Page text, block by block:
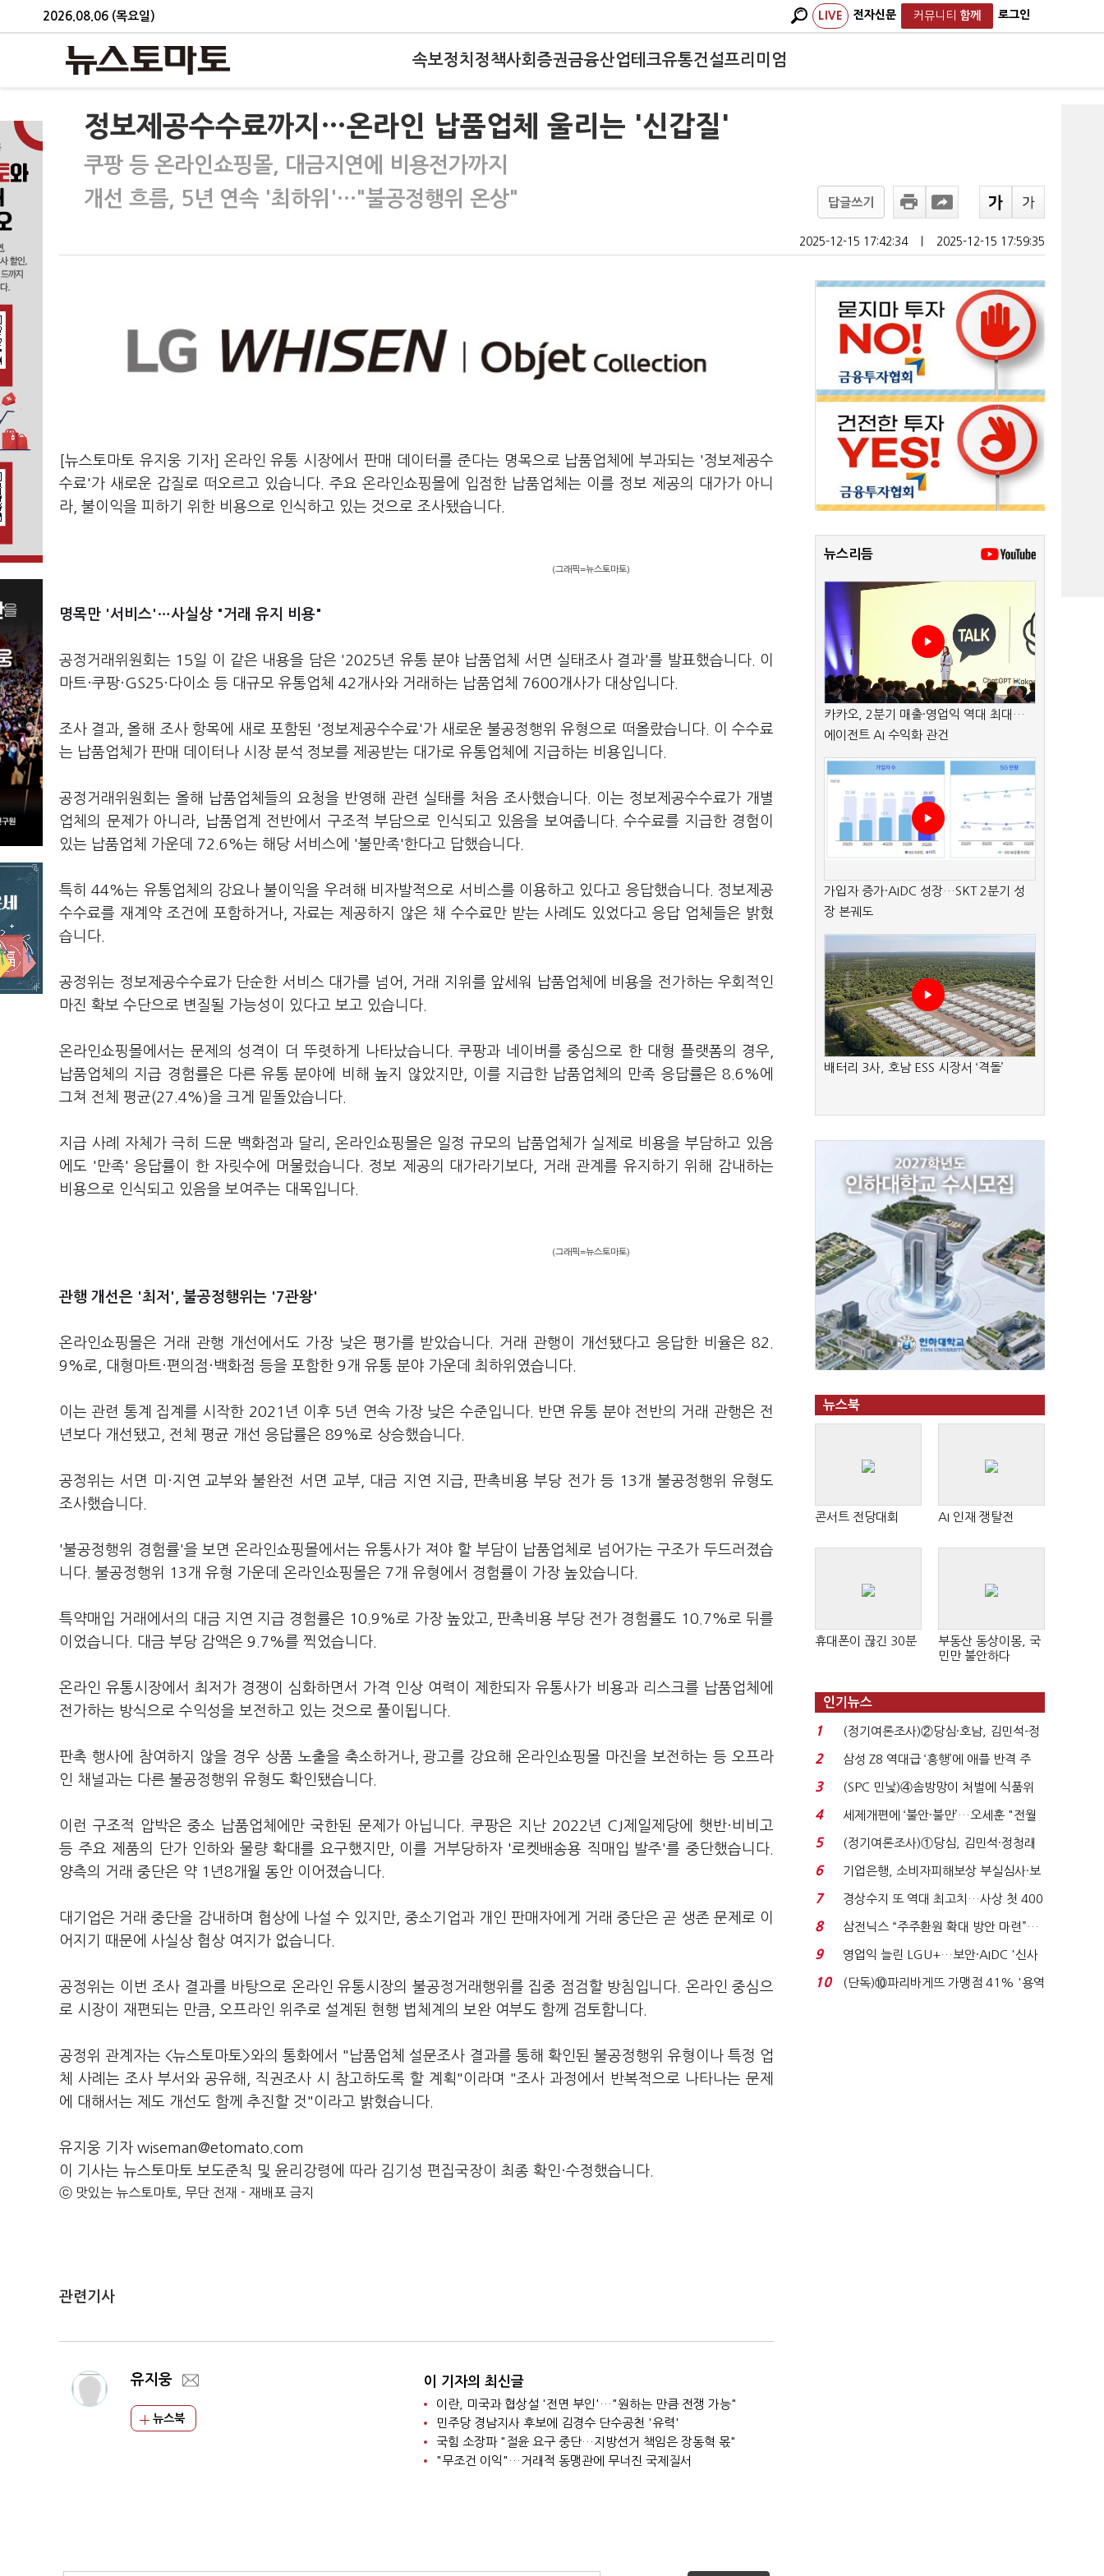
2026.08.06 (목요일) LIVE 전자신문 커뮤니티 함께 로그인
속보정치 정책사회 증권금융산업테크유통건설프리미엄
정보제공수수료까지…온라인 납품업체 울리는 '신갑질'
쿠팡 등 온라인쇼핑몰, 대금지연에 비용전가까지
개선 흐름, 5년 연속 '최하위'…"불공정행위 온상"
답글쓰기
2025-12-15 17:42:34 2025-12-15 17:59:35
[뉴스토마토 유지웅 기자] 온라인 유통 시장에서 판매 데이터를 준다는 명목으로 납품업체에 부과되는 '정보제공수
수료'가 새로운 갑질로 떠오르고 있습니다. 주요 온라인쇼핑몰에 입점한 납품업체는 이를 정보 제공의 대가가 아니
라, 불이익을 피하기 위한 비용으로 인식하고 있는 것으로 조사됐습니다.
(그래픽=뉴스토마토)
명목만 '서비스'…사실상 "거래 유지 비용"
공정거래위원회는 15일 이 같은 내용을 담은 '2025년 유통 분야 납품업체 서면 실태조사 결과'를 발표했습니다. 이
마트·쿠팡·GS25·다이소 등 대규모 유통업체 42개사와 거래하는 납품업체 7600개사가 대상입니다.
조사 결과, 올해 조사 항목에 새로 포함된 '정보제공수수료'가 새로운 불공정행위 유형으로 떠올랐습니다. 이 수수료
는 납품업체가 판매 데이터나 시장 분석 정보를 제공받는 대가로 유통업체에 지급하는 비용입니다.
공정거래위원회는 올해 납품업체들의 요청을 반영해 관련 실태를 처음 조사했습니다. 이는 정보제공수수료가 개별
업체의 문제가 아니라, 납품업계 전반에서 구조적 부담으로 인식되고 있음을 보여줍니다. 수수료를 지급한 경험이
있는 납품업체 가운데 72.6%는 해당 서비스에 '불만족'한다고 답했습니다.
특히 44%는 유통업체의 강요나 불이익을 우려해 비자발적으로 서비스를 이용하고 있다고 응답했습니다. 정보제공
수수료를 재계약 조건에 포함하거나, 자료는 제공하지 않은 채 수수료만 받는 사례도 있었다고 응답 업체들은 밝혔
습니다.
공정위는 정보제공수수료가 단순한 서비스 대가를 넘어, 거래 지위를 앞세워 납품업체에 비용을 전가하는 우회적인
마진 확보 수단으로 변질될 가능성이 있다고 보고 있습니다.
온라인쇼핑몰에서는 문제의 성격이 더 뚜렷하게 나타났습니다. 쿠팡과 네이버를 중심으로 한 대형 플랫폼의 경우,
납품업체의 지급 경험률은 다른 유통 분야에 비해 높지 않았지만, 이를 지급한 납품업체의 만족 응답률은 8.6%에
그쳐 전체 평균(27.4%)을 크게 밑돌았습니다.
지급 사례 자체가 극히 드문 백화점과 달리, 온라인쇼핑몰은 일정 규모의 납품업체가 실제로 비용을 부담하고 있음
에도 '만족' 응답률이 한 자릿수에 머물렀습니다. 정보 제공의 대가라기보다, 거래 관계를 유지하기 위해 감내하는
비용으로 인식되고 있음을 보여주는 대목입니다.
(그래픽=뉴스토마토)
관행 개선은 '최저', 불공정행위는 '7관왕'
온라인쇼핑몰은 거래 관행 개선에서도 가장 낮은 평가를 받았습니다. 거래 관행이 개선됐다고 응답한 비율은 82.
9%로, 대형마트·편의점·백화점 등을 포함한 9개 유통 분야 가운데 최하위였습니다.
이는 관련 통계 집계를 시작한 2021년 이후 5년 연속 가장 낮은 수준입니다. 반면 유통 분야 전반의 거래 관행은 전
년보다 개선됐고, 전체 평균 개선 응답률은 89%로 상승했습니다.
공정위는 서면 미·지연 교부와 불완전 서면 교부, 대금 지연 지급, 판촉비용 부당 전가 등 13개 불공정행위 유형도
조사했습니다.
'불공정행위 경험률'을 보면 온라인쇼핑몰에서는 유통사가 져야 할 부담이 납품업체로 넘어가는 구조가 두드러졌습
니다. 불공정행위 13개 유형 가운데 온라인쇼핑몰은 7개 유형에서 경험률이 가장 높았습니다.
특약매입 거래에서의 대금 지연 지급 경험률은 10.9%로 가장 높았고, 판촉비용 부당 전가 경험률도 10.7%로 뒤를
이었습니다. 대금 부당 감액은 9.7%를 찍었습니다.
온라인 유통시장에서 최저가 경쟁이 심화하면서 가격 인상 여력이 제한되자 유통사가 비용과 리스크를 납품업체에
전가하는 방식으로 수익성을 보전하고 있는 것으로 풀이됩니다.
판촉 행사에 참여하지 않을 경우 상품 노출을 축소하거나, 광고를 강요해 온라인쇼핑몰 마진을 보전하는 등 오프라
인 채널과는 다른 불공정행위 유형도 확인됐습니다.
이런 구조적 압박은 중소 납품업체에만 국한된 문제가 아닙니다. 쿠팡은 지난 2022년 CJ제일제당에 햇반·비비고
등 주요 제품의 단가 인하와 물량 확대를 요구했지만, 이를 거부당하자 '로켓배송용 직매입 발주'를 중단했습니다.
양측의 거래 중단은 약 1년8개월 동안 이어졌습니다.
대기업은 거래 중단을 감내하며 협상에 나설 수 있지만, 중소기업과 개인 판매자에게 거래 중단은 곧 생존 문제로 이
어지기 때문에 사실상 협상 여지가 없습니다.
공정위는 이번 조사 결과를 바탕으로 온라인 유통시장의 불공정거래행위를 집중 점검할 방침입니다. 온라인 중심으
로 시장이 재편되는 만큼, 오프라인 위주로 설계된 현행 법체계의 보완 여부도 함께 검토합니다.
공정위 관계자는 <뉴스토마토>와의 통화에서 "납품업체 설문조사 결과를 통해 확인된 불공정행위 유형이나 특정 업
체 사례는 조사 부서와 공유해, 직권조사 시 참고하도록 할 계획"이라며 "조사 과정에서 반복적으로 나타나는 문제
에 대해서는 제도 개선도 함께 추진할 것"이라고 밝혔습니다.
유지웅 기자 wiseman@etomato.com
이 기사는 뉴스토마토 보도준칙 및 윤리강령에 따라 김기성 편집국장이 최종 확인·수정했습니다.
ⓒ 맛있는 뉴스토마토, 무단 전재 - 재배포 금지
관련기사
유지웅
뉴스북
이 기자의 최신글
이란, 미국과 협상설 '전면 부인'…"원하는 만큼 전쟁 가능"
민주당 경남지사 후보에 김경수 단수공천 '유력'
국힘 소장파 "절윤 요구 중단…지방선거 책임은 장동혁 몫"
"무조건 이익"…거래적 동맹관에 무너진 국제질서
뉴스리듬
카카오, 2분기 매출·영업익 역대 최대…
에이전트 AI 수익화 관건
가입자 증가·AIDC 성장…SKT 2분기 성
장 본궤도
배터리 3사, 호남 ESS 시장서 ‘격돌’
뉴스북
콘서트 전당대회 AI 인재 쟁탈전
휴대폰이 끊긴 30분
부동산 동상이몽, 국
민만 불안하다
인기뉴스
1
(정기여론조사)②당심·호남, 김민석-정
청래 '초접전'...
2
삼성 Z8 역대급 ‘흥행’에 애플 반격 주
목…9월 ‘폴...
3
(SPC 민낯)④솜방망이 처벌에 식품위
생법 위반 반복...
4
세제개편에 ‘불안·불만’…오세훈 "전월
세 구하기 더 ...
5
(정기여론조사)①당심, 김민석·정청래
'초접전'…대통령 ...
6
기업은행, 소비자피해보상 부실심사·보
이스피싱 공시 ...
7
경상수지 또 역대 최고치…사상 첫 400
억달러에 '3% 성...
8
삼전닉스 “주주환원 확대 방안 마련”…
로이터에 성명...
9
영업익 늘린 LGU+…보안·AIDC '신사
업 드라이브'...
10
(단독)⑩파리바게뜨 가맹점 41% '용역